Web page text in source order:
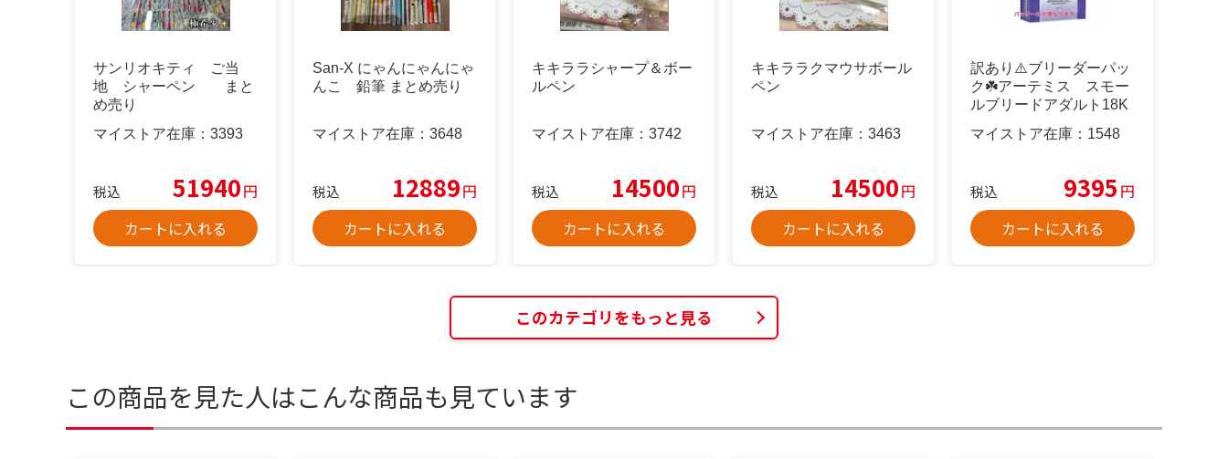
サンリオキティ ご当
地 シャーペン まと
め売り
マイストア在庫： 3393
税込 51940円
カートに入れる
San-X にゃんにゃんにゃ
んこ 鉛筆 まとめ売り
マイストア在庫： 3648
税込 12889円
カートに入れる
キキララシャープ＆ボー
ルペン
マイストア在庫： 3742
税込 14500円
カートに入れる
キキララクマウサボール
ペン
マイストア在庫： 3463
税込 14500円
カートに入れる
訳あり⚠️ブリーダーパッ
ク☘️アーテミス スモー
ルブリードアダルト18K
マイストア在庫： 1548
税込 9395 円
カートに入れる
このカテゴリをもっと見る
この商品を見た人はこんな商品も見ています